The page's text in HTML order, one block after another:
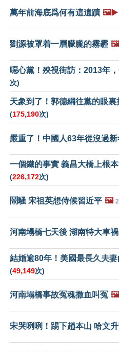
萬年前海底爲何有這遺蹟 🖼️▶️
劉源被罩着一層朦朧的霧霾 🖼️
噁心黨！殃視街訪：2013年
次)
天象到了！郭德綱往黨的眼裏
(175,190次)
嚴重了！中國人63年從沒過新
一個鐵的事實 義昌大橋上根
(226,172次)
鬧騷 宋祖英想侍候習近平 🖼️
河南塌橋七天後 湖南特大車禍
結婚逾80年！美國最長久夫
(49,149次)
河南塌橋事故冤魂撒血叫冤 🖼️
宋哭咧咧！踢下趙本山 哈文